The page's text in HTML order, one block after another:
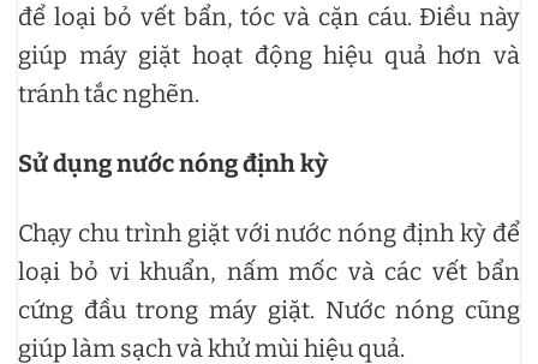
để loại bỏ vết bẩn, tóc và cặn cáu. Điều này
giúp máy giặt hoạt động hiệu quả hơn và
tránh tắc nghẽn.
Sử dụng nước nóng định kỳ
Chạy chu trình giặt với nước nóng định kỳ để
loại bỏ vi khuẩn, nấm mốc và các vết bẩn
cứng đầu trong máy giặt. Nước nóng cũng
giúp làm sạch và khử mùi hiệu quả.